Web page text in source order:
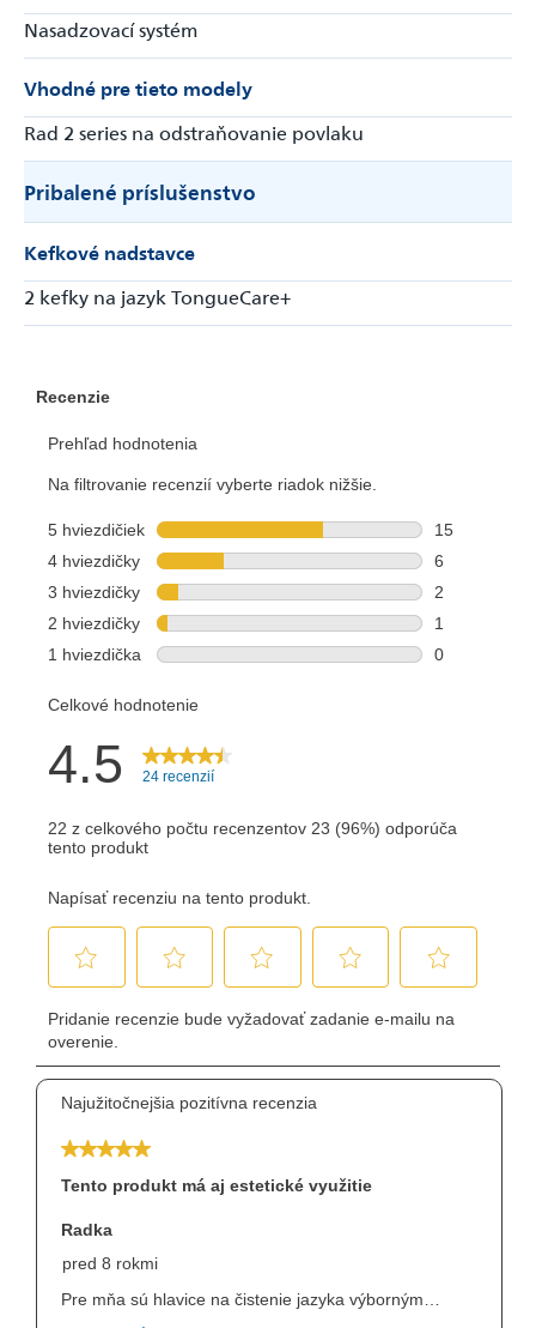
Nasadzovací systém
Vhodné pre tieto modely
Rad 2 series na odstraňovanie povlaku
Pribalené príslušenstvo
Kefkové nadstavce
2 kefky na jazyk TongueCare+